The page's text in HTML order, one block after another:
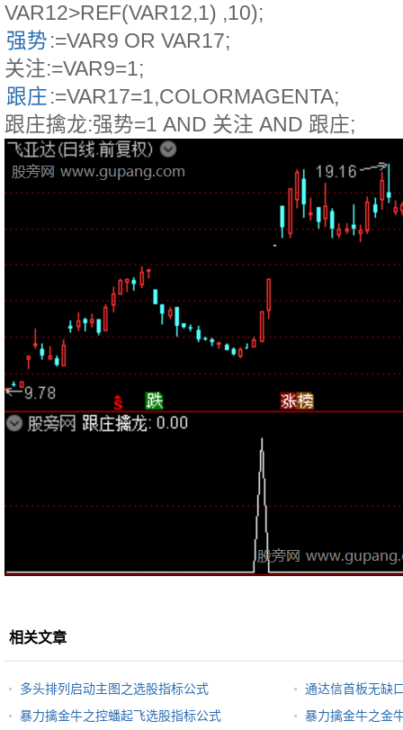
VAR12>REF(VAR12,1) ,10);
强势:=VAR9 OR VAR17;
关注:=VAR9=1;
跟庄:=VAR17=1,COLORMAGENTA;
跟庄擒龙:强势=1 AND 关注 AND 跟庄;
相关文章
多头排列启动主图之选股指标公式
通达信首板无缺
暴力擒金牛之控蟠起飞选股指标公式
暴力擒金牛之金